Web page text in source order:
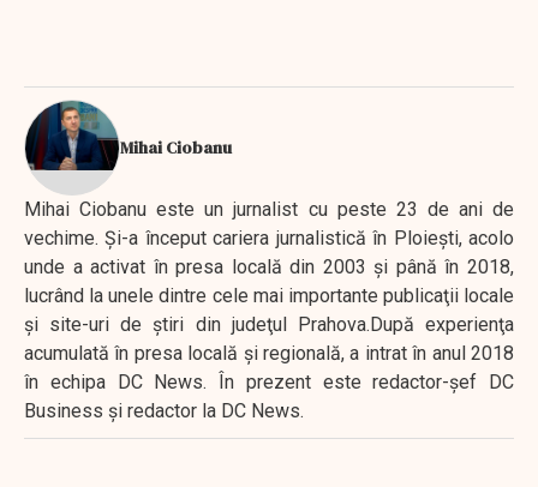
Mihai Ciobanu
Mihai Ciobanu este un jurnalist cu peste 23 de ani de
vechime. Şi-a început cariera jurnalistică în Ploieşti, acolo
unde a activat în presa locală din 2003 şi până în 2018,
lucrând la unele dintre cele mai importante publicaţii locale
şi site-uri de ştiri din judeţul Prahova.După experienţa
acumulată în presa locală şi regională, a intrat în anul 2018
în echipa DC News. În prezent este redactor-şef DC
Business şi redactor la DC News.